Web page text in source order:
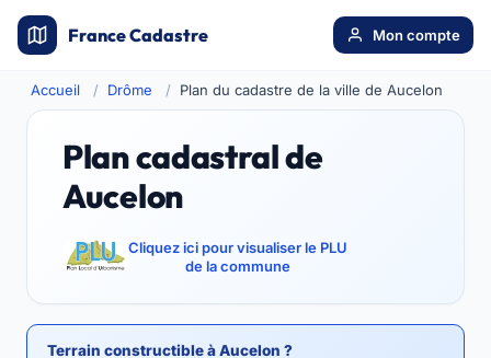
France Cadastre Mon compte
Accueil Drôme Plan du cadastre de la ville de Aucelon
Plan cadastral de
Aucelon
Cliquez ici pour visualiser le PLU
de la commune
Terrain constructible à Aucelon ?